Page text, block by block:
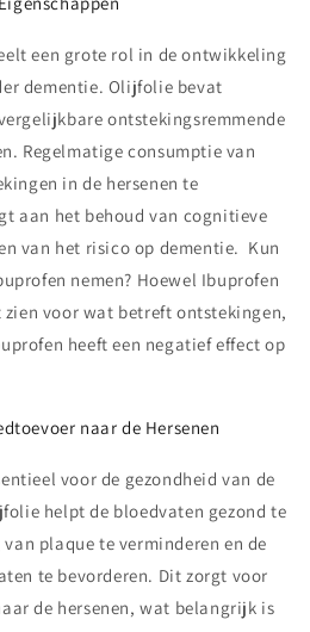
een grote rol in de ontwikkeling
dementie. Olijfolie bevat
ontstekingsremmende
Regelmatige consumptie van
in de hersenen te
aan het behoud van cognitieve
van het risico op dementie. Kun
nemen? Hoewel Ibuprofen
voor wat betreft ontstekingen,
heeft een negatief effect op
naar de Hersenen
voor de gezondheid van de
helpt de bloedvaten gezond te
plaque te verminderen en de
te bevorderen. Dit zorgt voor
de hersenen, wat belangrijk is